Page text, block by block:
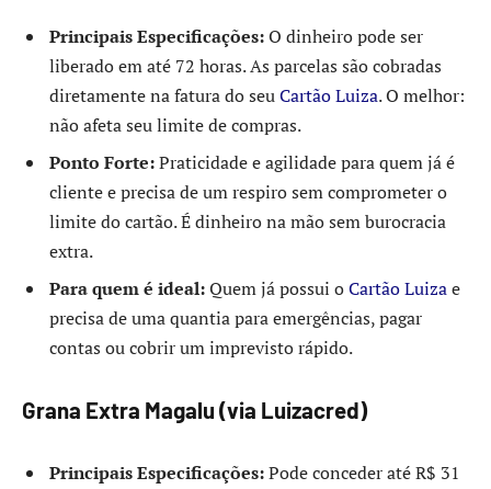
Principais Especificações:O dinheiro pode ser
liberado em até 72 horas. As parcelas são cobradas
diretamente na fatura do seuCartão Luiza. O melhor:
não afeta seu limite de compras.
Ponto Forte:Praticidade e agilidade para quem já é
cliente e precisa de um respiro sem comprometer o
limite do cartão. É dinheiro na mão sem burocracia
extra.
Para quem é ideal:Quem já possui oCartão Luizae
precisa de uma quantia para emergências, pagar
contas ou cobrir um imprevisto rápido.
Grana Extra Magalu (via Luizacred)
Principais Especificações:Pode conceder até R$ 31